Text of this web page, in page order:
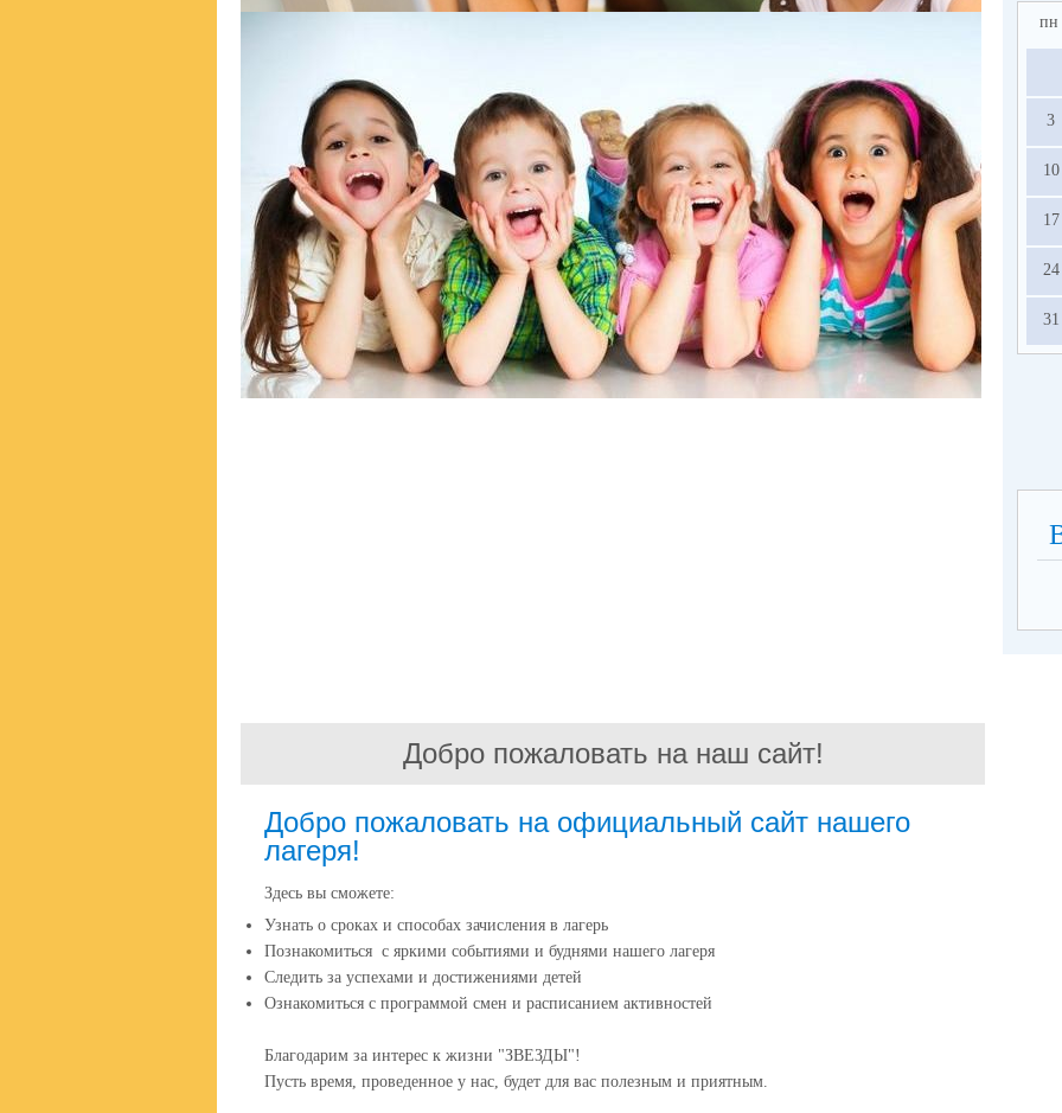
Добро пожаловать на наш сайт!
Добро пожаловать на официальный сайт нашего
лагеря!
Здесь вы сможете:
Узнать о сроках и способах зачисления в лагерь
Познакомиться с яркими событиями и буднями нашего лагеря
Следить за успехами и достижениями детей
Ознакомиться с программой смен и расписанием активностей
Благодарим за интерес к жизни "ЗВЕЗДЫ"!
Пусть время, проведенное у нас, будет для вас полезным и приятным.
пн
3
10
17
24
31